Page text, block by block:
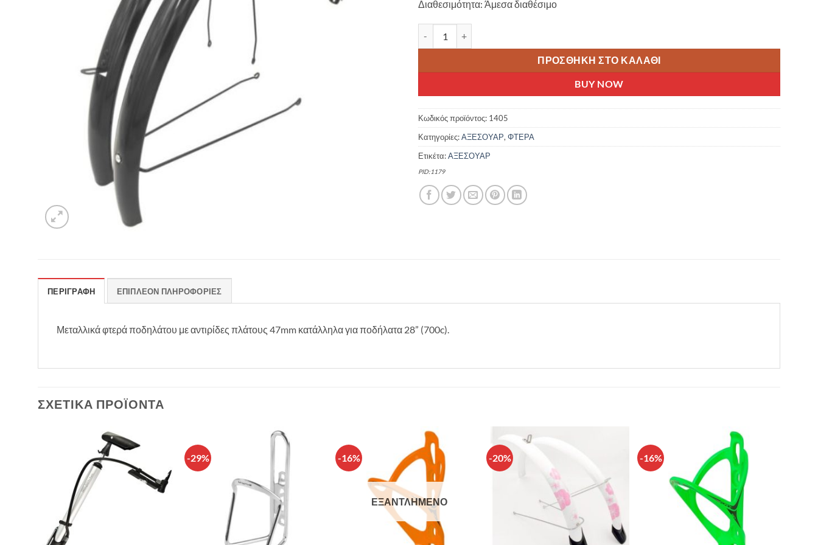
Διαθεσιμότητα: Άμεσα διαθέσιμο
ΠΡΟΣΘΉΚΗ ΣΤΟ ΚΑΛΆΘΙ
BUY NOW
Κωδικός προϊόντος: 1405
Κατηγορίες:ΑΞΕΣΟΥΑΡ,ΦΤΕΡΑ
Ετικέτα:ΑΞΕΣΟΥΑΡ
PID:1179
ΠΕΡΙΓΡΑΦΉ ΕΠΙΠΛΈΟΝ ΠΛΗΡΟΦΟΡΊΕΣ
Μεταλλικά φτερά ποδηλάτου με αντιρίδες πλάτους 47mm κατάλληλα για ποδήλατα 28” (700c).
ΣΧΕΤΙΚΆ ΠΡΟΪΌΝΤΑ
στην λίστα
επιθυμιών
-29% -16%
Πρόσθήκη
στην λίστα
επιθυμιών
ΕΞΑΝΤΛΗΜΈΝΟ
-20%
επιθυμιών
-16%
Πρόσθήκη
στην λίστα
επιθυμιών